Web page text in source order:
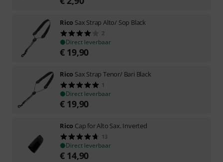
Rico Sax Strap Alto/ Sop Black
2
Direct leverbaar
€ 19,90
Rico Sax Strap Tenor/ Bari Black
1
Direct leverbaar
€ 19,90
Rico Cap for Alto Sax. Inverted
13
Direct leverbaar
€ 14,90